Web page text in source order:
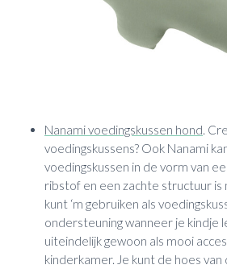
Nanami voedingskussen hond.
voedingskussens? Ook Nanami
voedingskussen in de vorm van
ribstof en een zachte structuur is
kunt ‘m gebruiken als
ondersteuning wanneer je kindje
uiteindelijk gewoon als mooi
kinderkamer. Je kunt de hoes van